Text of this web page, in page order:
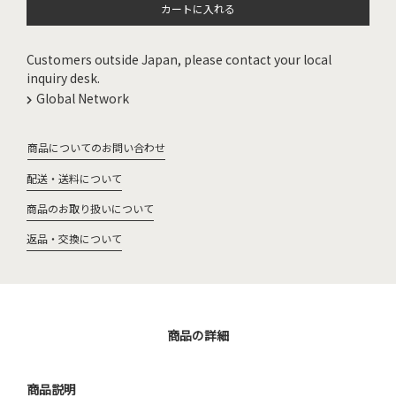
カートに入れる
Customers outside Japan, please contact your local
inquiry desk.
Global Network
商品についてのお問い合わせ
配送・送料について
商品のお取り扱いについて
返品・交換について
商品の詳細
商品説明